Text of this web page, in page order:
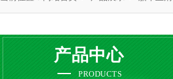
产品中心
PRODUCTS